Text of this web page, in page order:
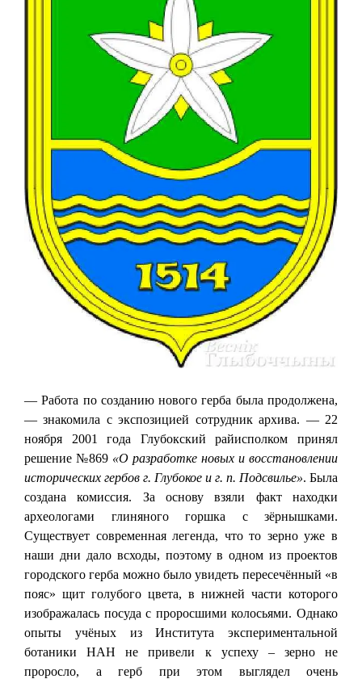
— Работа по созданию нового герба была продолжена,
— знакомила с экспозицией сотрудник архива. — 22
ноября 2001 года Глубокский райисполком принял
решение №869 «О разработке новых и восстановлении
исторических гербов г. Глубокое и г. п. Подсвилье». Была
создана комиссия. За основу взяли факт находки
археологами глиняного горшка с зёрнышками.
Существует современная легенда, что то зерно уже в
наши дни дало всходы, поэтому в одном из проектов
городского герба можно было увидеть пересечённый «в
пояс» щит голубого цвета, в нижней части которого
изображалась посуда с проросшими колосьями. Однако
опыты учёных из Института экспериментальной
ботаники НАН не привели к успеху – зерно не
проросло, а герб при этом выглядел очень